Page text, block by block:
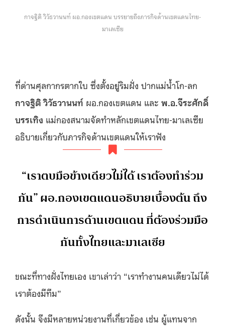
กาจฐิติ วิวัธวานนท์ ผอ.กองเขตแดน บรรยายถึงภารกิจด้านเขตแดนไทย-
มาเลเซีย
ที่ด่านศุลกากรตากใบ ซึ่งตั้งอยู่ริมฝั่ง ปากแม่น้ำโก-ลก
กาจฐิติ วิวัธวานนท์ ผอ.กองเขตแดน และ พ.อ.จีระศักดิ์
บรรเทิง แม่กองสนามจัดทำหลักเขตแดนไทย-มาเลเซีย
อธิบายเกี่ยวกับภารกิจด้านเขตแดนให้เราฟัง
“เราตบมือข้างเดียวไม่ได้ เราต้องทำร่วม
กัน” ผอ.กองเขตแดนอธิบายเบื้องต้น ถึง
การดำเนินการด้านเขตแดน ที่ต้องร่วมมือ
กันทั้งไทยและมาเลเซีย
ขณะที่ทางฝั่งไทยเอง เขาเล่าว่า “เราทำงานคนเดียวไม่ได้
เราต้องมีทีม”
ดังนั้น จึงมีหลายหน่วยงานที่เกี่ยวข้อง เช่น ผู้แทนจาก